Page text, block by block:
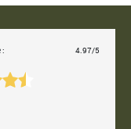
: 4.97/5